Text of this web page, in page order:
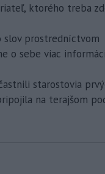
ktorého treba
slov prostredníctvom
o sebe viac
starostovia
na terajšom